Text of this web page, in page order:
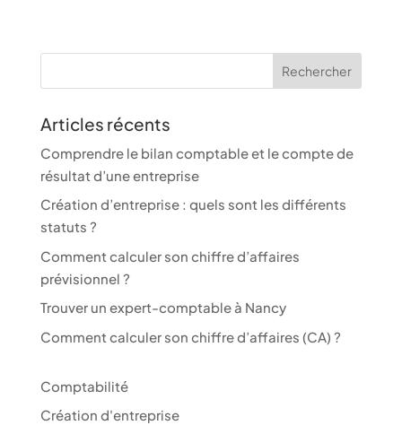
Articles récents
Comprendre le bilan comptable et le compte de
résultat d’une entreprise
Création d’entreprise : quels sont les différents
statuts ?
Comment calculer son chiffre d’affaires
prévisionnel ?
Trouver un expert-comptable à Nancy
Comment calculer son chiffre d’affaires (CA) ?
Comptabilité
Création d'entreprise